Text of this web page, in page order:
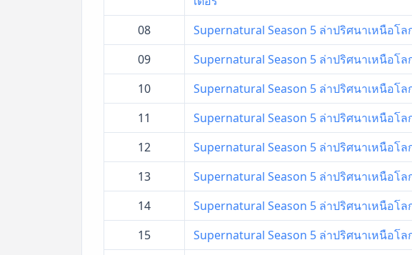
08
Supernatural Season 5 ล่าปริศนาเหนือโล
09
Supernatural Season 5 ล่าปริศนาเหนือโล
10
Supernatural Season 5 ล่าปริศนาเหนือโ
11
Supernatural Season 5 ล่าปริศนาเหนือโล
12
Supernatural Season 5 ล่าปริศนาเหนือโล
13
Supernatural Season 5 ล่าปริศนาเหนือโล
14
Supernatural Season 5 ล่าปริศนาเหนือโล
15
Supernatural Season 5 ล่าปริศนาเหนือโ